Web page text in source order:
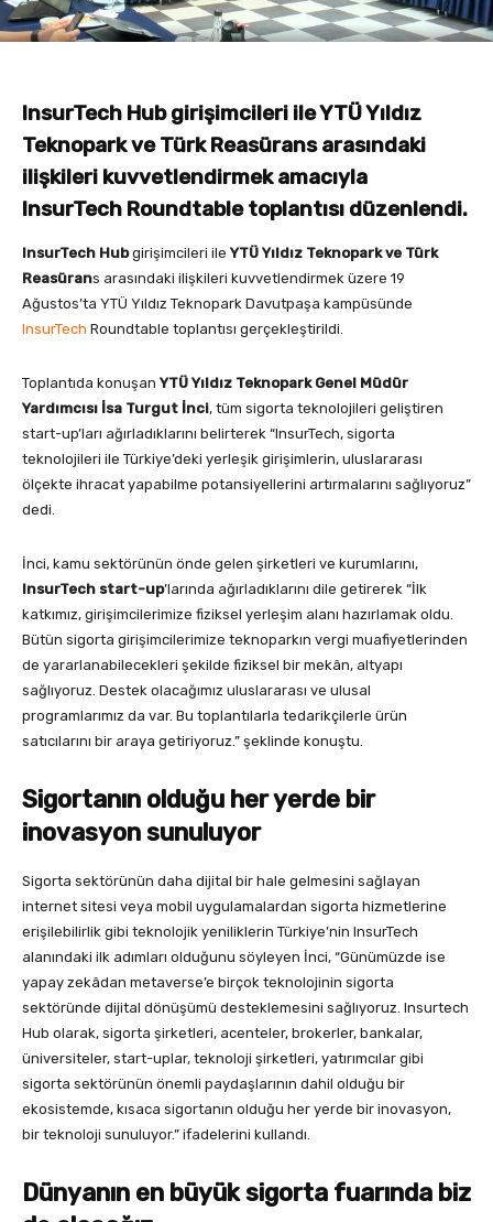
InsurTech Hub girişimcileri ile YTÜ Yıldız
Teknopark ve Türk Reasürans arasındaki
ilişkileri kuvvetlendirmek amacıyla
InsurTech Roundtable toplantısı düzenlendi.
InsurTech Hubgirişimcileri ile YTÜ Yıldız Teknopark ve Türk
Reasürans arasındaki ilişkileri kuvvetlendirmek üzere 19
Ağustos’ta YTÜ Yıldız Teknopark Davutpaşa kampüsünde
InsurTech Roundtable toplantısı gerçekleştirildi.
Toplantıda konuşan YTÜ Yıldız Teknopark Genel Müdür
Yardımcısı İsa Turgut İnci, tüm sigorta teknolojileri geliştiren
start-up’ları ağırladıklarını belirterek “InsurTech, sigorta
teknolojileri ile Türkiye’deki yerleşik girişimlerin, uluslararası
ölçekte ihracat yapabilme potansiyellerini artırmalarını sağlıyoruz”
dedi.
İnci, kamu sektörünün önde gelen şirketleri ve kurumlarını,
InsurTech start-up’larında ağırladıklarını dile getirerek “İlk
katkımız, girişimcilerimize fiziksel yerleşim alanı hazırlamak oldu.
Bütün sigorta girişimcilerimize teknoparkın vergi muafiyetlerinden
de yararlanabilecekleri şekilde fiziksel bir mekân, altyapı
sağlıyoruz. Destek olacağımız uluslararası ve ulusal
programlarımız da var. Bu toplantılarla tedarikçilerle ürün
satıcılarını bir araya getiriyoruz.” şeklinde konuştu.
Sigortanın olduğu her yerde bir
inovasyon sunuluyor
Sigorta sektörünün daha dijital bir hale gelmesini sağlayan
internet sitesi veya mobil uygulamalardan sigorta hizmetlerine
erişilebilirlik gibi teknolojik yeniliklerin Türkiye’nin InsurTech
alanındaki ilk adımları olduğunu söyleyen İnci, “Günümüzde ise
yapay zekâdan metaverse’e birçok teknolojinin sigorta
sektöründe dijital dönüşümü desteklemesini sağlıyoruz. Insurtech
Hub olarak, sigorta şirketleri, acenteler, brokerler, bankalar,
üniversiteler, start-uplar, teknoloji şirketleri, yatırımcılar gibi
sigorta sektörünün önemli paydaşlarının dahil olduğu bir
ekosistemde, kısaca sigortanın olduğu her yerde bir inovasyon,
bir teknoloji sunuluyor.” ifadelerini kullandı.
Dünyanın en büyük sigorta fuarında biz